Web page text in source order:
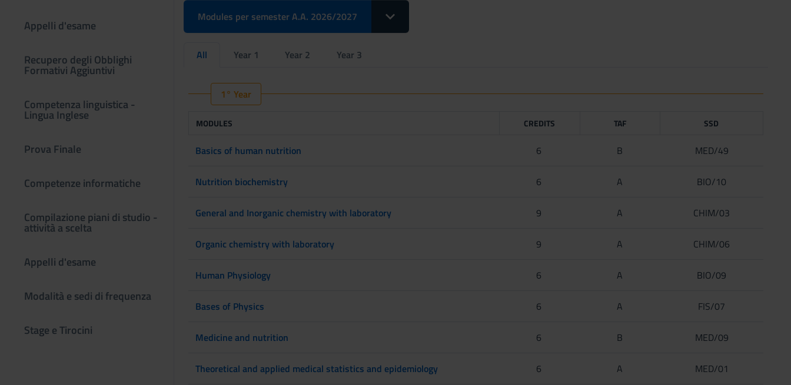
Appelli d'esame
Recupero degli Obblighi
Formativi Aggiuntivi
Competenza linguistica -
Lingua Inglese
Prova Finale
Competenze informatiche
Compilazione piani di studio -
attività a scelta
Appelli d'esame
Modalità e sedi di frequenza
Stage e Tirocini
Modules per semester A.A. 2026/2027
Toggle Dropdown Select Modules per semester
All Year 1 Year 2 Year 3
1° Year
MODULES CREDITS TAF SSD
Basics of human nutrition 6 B MED/49
Nutrition biochemistry 6 A BIO/10
General and Inorganic chemistry with laboratory 9 A CHIM/03
Organic chemistry with laboratory 9 A CHIM/06
Human Physiology 6 A BIO/09
Bases of Physics 6 A FIS/07
Medicine and nutrition 6 B MED/09
Theoretical and applied medical statistics and epidemiology 6 A MED/01